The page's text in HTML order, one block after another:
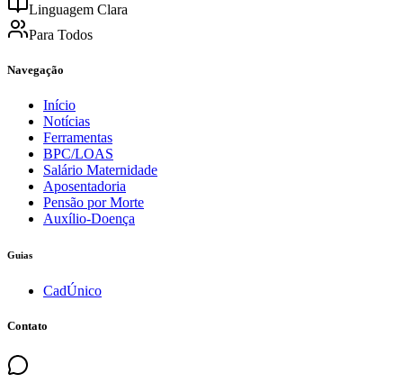
Linguagem Clara
Para Todos
Navegação
Início
Notícias
Ferramentas
BPC/LOAS
Salário Maternidade
Aposentadoria
Pensão por Morte
Auxílio-Doença
Guias
CadÚnico
Contato